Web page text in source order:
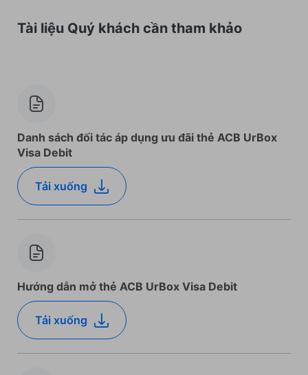
Tài liệu Quý khách cần tham khảo
Danh sách đối tác áp dụng ưu đãi thẻ ACB UrBox
Visa Debit
Tải xuống
Hướng dẫn mở thẻ ACB UrBox Visa Debit
Tải xuống